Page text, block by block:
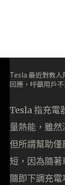
Tesla 最近對教
回應，呼籲用戶不
Tesla 指充電
量熱能，雖然
但所謂幫助
短，因為隨
隨即下調充